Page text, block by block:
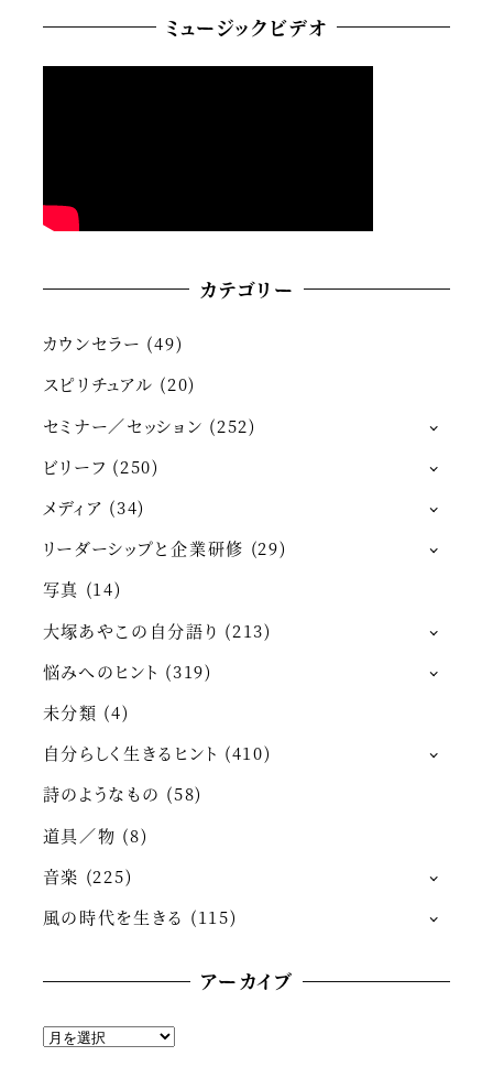
ミュージックビデオ
カテゴリー
カウンセラー (49)
スピリチュアル (20)
セミナー／セッション (252)
ビリーフ (250)
メディア (34)
リーダーシップと企業研修 (29)
写真 (14)
大塚あやこの自分語り (213)
悩みへのヒント (319)
未分類 (4)
自分らしく生きるヒント (410)
詩のようなもの (58)
道具／物 (8)
音楽 (225)
風の時代を生きる (115)
アーカイブ
ア